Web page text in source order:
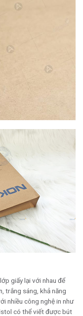
giấy lại với nhau để
trắng sáng, khả năng
nhiều công nghệ in như
có thể viết được bút